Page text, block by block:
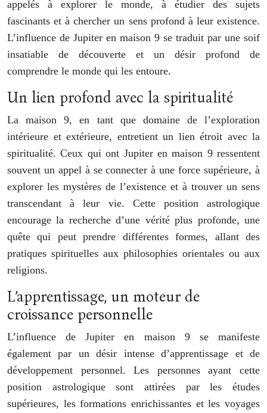
appelés à explorer le monde, à étudier des sujets
fascinants et à chercher un sens profond à leur existence.
L’influence de Jupiter en maison 9 se traduit par une soif
insatiable de découverte et un désir profond de
comprendre le monde qui les entoure.
Un lien profond avec la spiritualité
La maison 9, en tant que domaine de l’exploration
intérieure et extérieure, entretient un lien étroit avec la
spiritualité. Ceux qui ont Jupiter en maison 9 ressentent
souvent un appel à se connecter à une force supérieure, à
explorer les mystères de l’existence et à trouver un sens
transcendant à leur vie. Cette position astrologique
encourage la recherche d’une vérité plus profonde, une
quête qui peut prendre différentes formes, allant des
pratiques spirituelles aux philosophies orientales ou aux
religions.
L’apprentissage, un moteur de
croissance personnelle
L’influence de Jupiter en maison 9 se manifeste
également par un désir intense d’apprentissage et de
développement personnel. Les personnes ayant cette
position astrologique sont attirées par les études
supérieures, les formations enrichissantes et les voyages